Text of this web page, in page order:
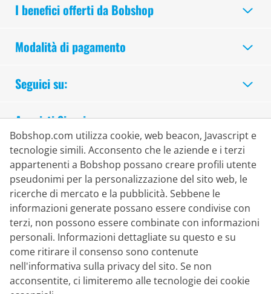
I benefici offerti da Bobshop
Modalità di pagamento
Seguici su:
Acquisti Sicuri
Bobshop.com utilizza cookie, web beacon, Javascript e
tecnologie simili. Acconsento che le aziende e i terzi
appartenenti a Bobshop possano creare profili utente
pseudonimi per la personalizzazione del sito web, le
ricerche di mercato e la pubblicità. Sebbene le
informazioni generate possano essere condivise con
terzi, non possono essere combinate con informazioni
personali. Informazioni dettagliate su questo e su
come ritirare il consenso sono contenute
nell'informativa sulla privacy del sito. Se non
acconsentite, ci limiteremo alle tecnologie dei cookie